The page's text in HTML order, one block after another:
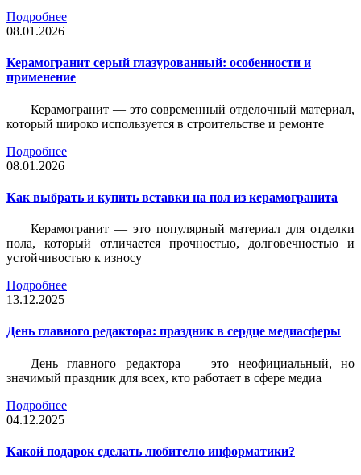
Подробнее
08.01.2026
Керамогранит серый глазурованный: особенности и
применение
Керамогранит — это современный отделочный материал,
который широко используется в строительстве и ремонте
Подробнее
08.01.2026
Как выбрать и купить вставки на пол из керамогранита
Керамогранит — это популярный материал для отделки
пола, который отличается прочностью, долговечностью и
устойчивостью к износу
Подробнее
13.12.2025
День главного редактора: праздник в сердце медиасферы
День главного редактора — это неофициальный, но
значимый праздник для всех, кто работает в сфере медиа
Подробнее
04.12.2025
Какой подарок сделать любителю информатики?